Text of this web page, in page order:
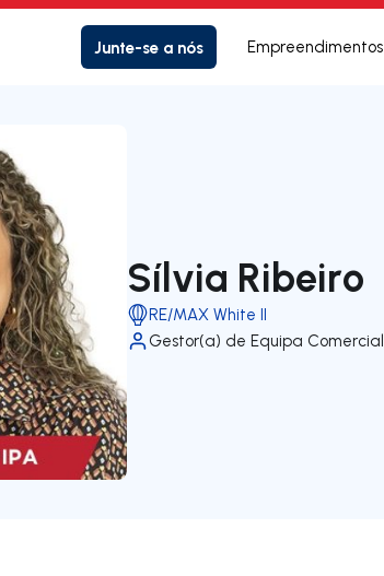
Junte-se a nós Empreendimentos
Sílvia Ribeiro
RE/MAX White II
Gestor(a) de Equipa Comercial